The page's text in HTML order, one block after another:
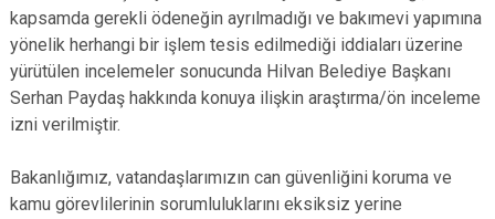
kapsamda gerekli ödeneğin ayrılmadığı ve bakımevi yapımına
yönelik herhangi bir işlem tesis edilmediği iddiaları üzerine
yürütülen incelemeler sonucunda Hilvan Belediye Başkanı
Serhan Paydaş hakkında konuya ilişkin araştırma/ön inceleme
izni verilmiştir.
Bakanlığımız, vatandaşlarımızın can güvenliğini koruma ve
kamu görevlilerinin sorumluluklarını eksiksiz yerine